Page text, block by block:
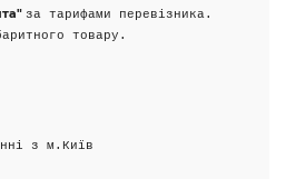
за тарифами перевізника.
товару.
з м.Київ